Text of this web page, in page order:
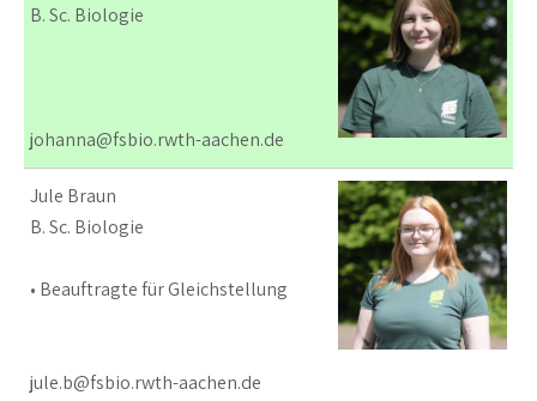
B. Sc. Biologie
johanna@fsbio.rwth-aachen.de
Jule Braun
B. Sc. Biologie
• Beauftragte für Gleichstellung
jule.b@fsbio.rwth-aachen.de